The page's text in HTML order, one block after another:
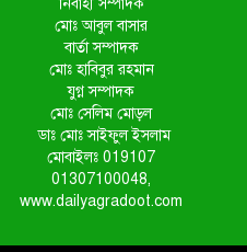
নির্বাহী সম্পাদক
মোঃ আবুল বাসার
বার্তা সম্পাদক
মোঃ হাবিবুর রহমান
যুগ্ন সম্পাদক
মোঃ সেলিম মোড়ল
সাইফুল ইসলাম
মোবাইলঃ 019107
01307100048,
www.dailyagradoot.com